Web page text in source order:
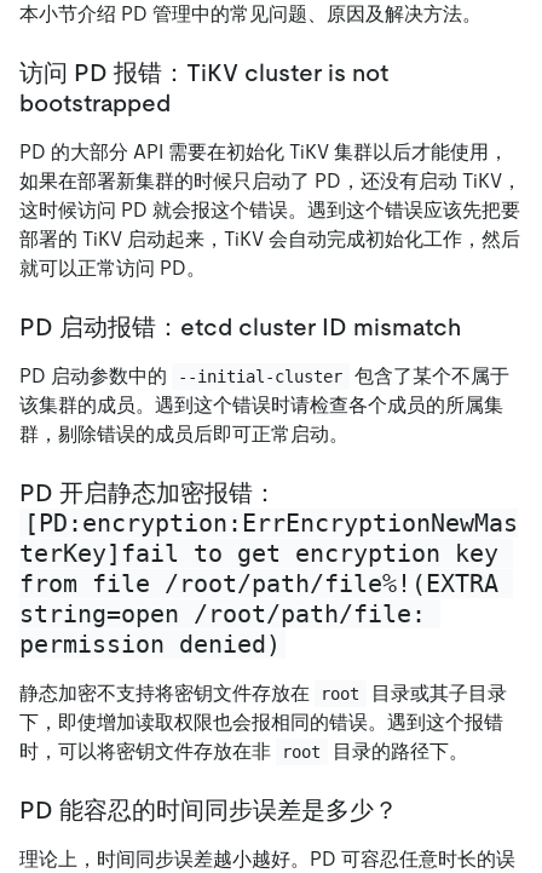
本小节介绍 PD 管理中的常见问题、原因及解决方法。
访问 PD 报错：TiKV cluster is not
bootstrapped
PD 的大部分 API 需要在初始化 TiKV 集群以后才能使用，
如果在部署新集群的时候只启动了 PD，还没有启动 TiKV，
这时候访问 PD 就会报这个错误。遇到这个错误应该先把要
部署的 TiKV 启动起来，TiKV 会自动完成初始化工作，然后
就可以正常访问 PD。
PD 启动报错：etcd cluster ID mismatch
PD 启动参数中的 --initial-cluster
包含了某个不属于
该集群的成员。遇到这个错误时请检查各个成员的所属集
群，剔除错误的成员后即可正常启动。
PD 开启静态加密报错：
[PD:encryption:ErrEncryptionNewMas
terKey]fail to get encryption key
from file /root/path/file%!(EXTRA
string=open /root/path/file:
permission denied)
静态加密不支持将密钥文件存放在 root
目录或其子目录
下，即使增加读取权限也会报相同的错误。遇到这个报错
时，可以将密钥文件存放在非
root 目录的路径下。
PD 能容忍的时间同步误差是多少？
理论上，时间同步误差越小越好。PD 可容忍任意时长的误